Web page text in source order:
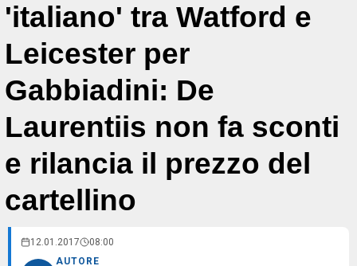
'italiano' tra Watford e
Leicester per
Gabbiadini: De
Laurentiis non fa sconti
e rilancia il prezzo del
cartellino
12.01.2017 08:00
AUTORE